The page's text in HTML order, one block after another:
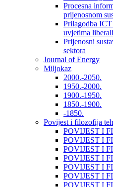
Procesna
prijenosnom
Prilagodba
uvjetima
Prijenosni
sektora
Journal of Energy
Miljokaz
2000.-2050.
1950.-2000.
1900.-1950.
1850.-1900.
-1850.
Povijest i filozofija
POVIJEST I
POVIJEST I
POVIJEST I
POVIJEST I
POVIJEST I
POVIJEST I
POVIJEST I